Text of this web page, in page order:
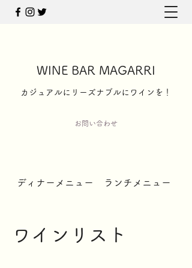
WINE BAR MAGARRI
​カジュアルにリーズナブルにワインを！
お問い合わせ
ディナーメニュー ランチメニュー
ワインリスト